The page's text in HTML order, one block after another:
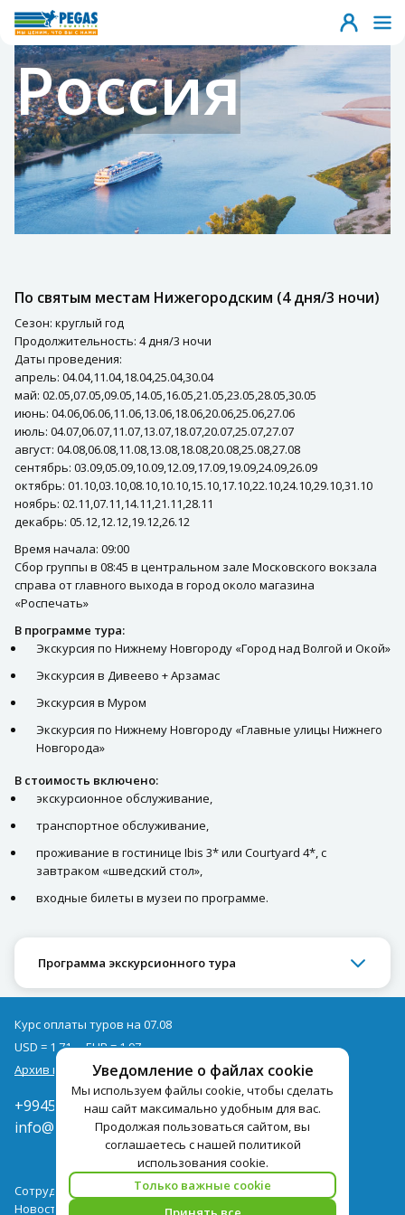
Россия
По святым местам Нижегородским (4 дня/3 ночи)
Сезон: круглый год
Продолжительность: 4 дня/3 ночи
Даты проведения:
апрель: 04.04,11.04,18.04,25.04,30.04
май: 02.05,07.05,09.05,14.05,16.05,21.05,23.05,28.05,30.05
июнь: 04.06,06.06,11.06,13.06,18.06,20.06,25.06,27.06
июль: 04.07,06.07,11.07,13.07,18.07,20.07,25.07,27.07
август: 04.08,06.08,11.08,13.08,18.08,20.08,25.08,27.08
сентябрь: 03.09,05.09,10.09,12.09,17.09,19.09,24.09,26.09
октябрь: 01.10,03.10,08.10,10.10,15.10,17.10,22.10,24.10,29.10,31.10
ноябрь: 02.11,07.11,14.11,21.11,28.11
декабрь: 05.12,12.12,19.12,26.12
Время начала: 09:00
Сбор группы в 08:45 в центральном зале Московского вокзала
справа от главного выхода в город около магазина
«Роспечать»
В программе тура:
Экскурсия по Нижнему Новгороду «Город над Волгой и Окой»
Экскурсия в Дивеево + Арзамас
Экскурсия в Муром
Экскурсия по Нижнему Новгороду «Главные улицы Нижнего
Новгорода»
В стоимость включено:
экскурсионное обслуживание,
транспортное обслуживание,
проживание в гостинице Ibis 3* или Courtyard 4*, с
завтраком «шведский стол»,
входные билеты в музеи по программе.
Программа экскурсионного тура
Уведомление о файлах cookie
Мы используем файлы cookie, чтобы сделать
наш сайт максимально удобным для вас.
Продолжая пользоваться сайтом, вы
соглашаетесь с нашей политикой
использования cookie.
Только важные cookie
Курс оплаты туров на 07.08
USD = 1,71
EUR = 1,97
Архив курсов
+994502285435
info@pegast.az
Сотрудничество
Новости